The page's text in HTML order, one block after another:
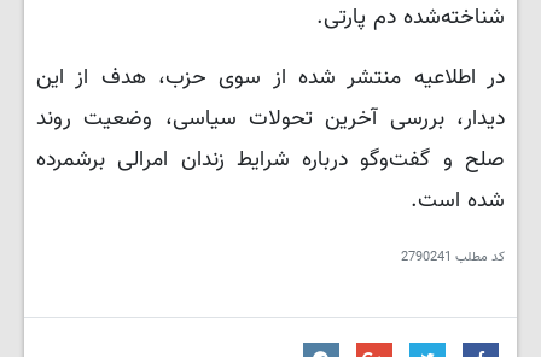
شناخته‌شده دم پارتی.
در اطلاعیه منتشر شده از سوی حزب، هدف از این
دیدار، بررسی آخرین تحولات سیاسی، وضعیت روند
صلح و گفت‌وگو درباره شرایط زندان امرالی برشمرده
شده است.
کد مطلب 2790241